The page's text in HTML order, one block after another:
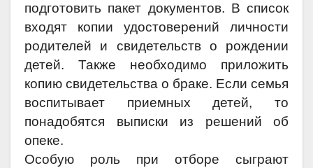
подготовить пакет документов. В список
входят копии удостоверений личности
родителей и свидетельств о рождении
детей. Также необходимо приложить
копию свидетельства о браке. Если семья
воспитывает приемных детей, то
понадобятся выписки из решений об
опеке.
Особую роль при отборе сыграют